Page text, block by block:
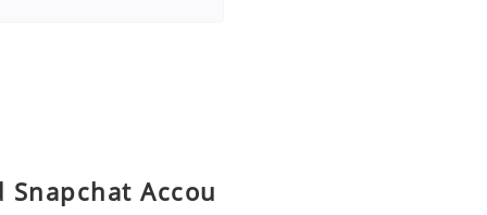
Snapchat Accou